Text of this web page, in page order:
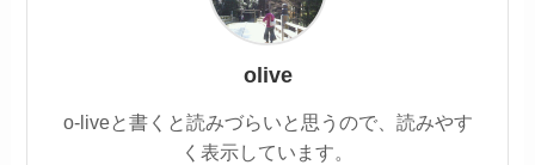
olive
o-liveと書くと読みづらいと思うので、読みやす
く表示しています。